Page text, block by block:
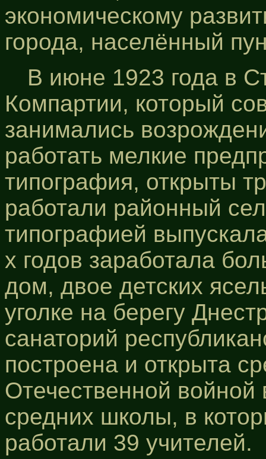
экономическому
города, населённый
В июне 1923 года в
Компартии, который
занимались
работать мелкие
типография, открыты
работали районный
типографией
х годов заработала
дом, двое детских
уголке на берегу
санаторий
построена и открыта
Отечественной
средних школы, в
работали 39 учителей.